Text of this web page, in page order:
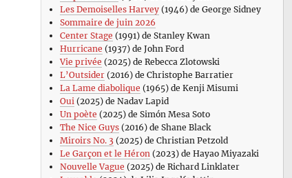
Les Demoiselles Harvey(1946) de George Sidney
Sommaire de juin 2026
Center Stage (1991) de Stanley Kwan
Hurricane (1937) de John Ford
Vie privée (2025) de Rebecca Zlotowski
L’Outsider(2016) de Christophe Barratier
La Lame diabolique (1965) de Kenji Misumi
Oui(2025) de Nadav Lapid
Un poète (2025) de Simón Mesa Soto
The Nice Guys(2016) de Shane Black
Miroirs No. 3 (2025) de Christian Petzold
Le Garçon et le Héron(2023) de Hayao Miyazaki
Nouvelle Vague (2025) de Richard Linklater